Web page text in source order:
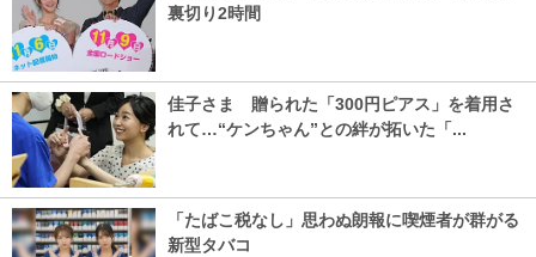
裏切り2時間
佳子さま 贈られた「300円ピアス」を着用さ
れて…“ケンちゃん”との絆が拓いた「...
「たばこ税なし」思わぬ朗報に喫煙者が群がる
新型タバコ